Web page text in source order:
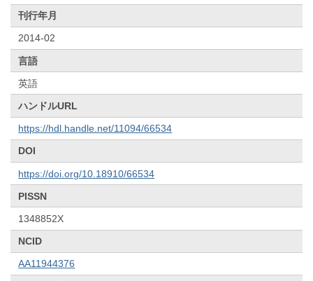
刊行年月
2014-02
言語
英語
ハンドルURL
https://hdl.handle.net/11094/66534
DOI
https://doi.org/10.18910/66534
PISSN
1348852X
NCID
AA11944376